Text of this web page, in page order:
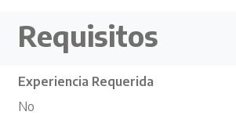
Requisitos
Experiencia Requerida
No